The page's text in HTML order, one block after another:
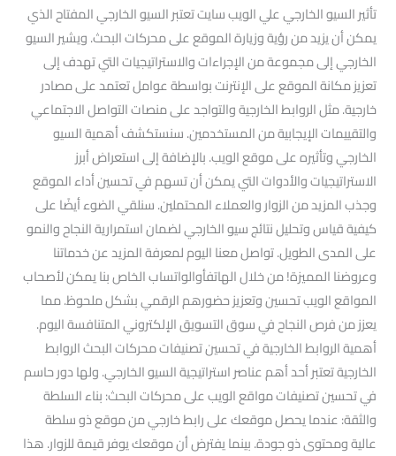
تأثير السيو الخارجي علي الويب سايت تعتبر السيو الخارجي المفتاح الذي
يمكن أن يزيد من رؤية وزيارة الموقع على محركات البحث. ويشير السيو
الخارجي إلى مجموعة من الإجراءات والاستراتيجيات التي تهدف إلى
تعزيز مكانة الموقع على الإنترنت بواسطة عوامل تعتمد على مصادر
خارجية. مثل الروابط الخارجية والتواجد على منصات التواصل الاجتماعي
والتقييمات الإيجابية من المستخدمين. سنستكشف أهمية السيو
الخارجي وتأثيره على موقع الويب. بالإضافة إلى استعراض أبرز
الاستراتيجيات والأدوات التي يمكن أن تسهم في تحسين أداء الموقع
وجذب المزيد من الزوار والعملاء المحتملين. سنلقي الضوء أيضًا على
كيفية قياس وتحليل نتائج سيو الخارجي لضمان استمرارية النجاح والنمو
على المدى الطويل. تواصل معنا اليوم لمعرفة المزيد عن خدماتنا
وعروضنا المميزة! من خلال الهاتفأوالواتساب الخاص بنا يمكن لأصحاب
المواقع الويب تحسين وتعزيز حضورهم الرقمي بشكل ملحوظ. مما
يعزز من فرص النجاح في سوق التسويق الإلكتروني المتنافسة اليوم.
أهمية الروابط الخارجية في تحسين تصنيفات محركات البحث الروابط
الخارجية تعتبر أحد أهم عناصر استراتيجية السيو الخارجي. ولها دور حاسم
في تحسين تصنيفات مواقع الويب على محركات البحث: بناء السلطة
والثقة: عندما يحصل موقعك على رابط خارجي من موقع ذو سلطة
عالية ومحتوى ذو جودة. بينما يفترض أن موقعك يوفر قيمة للزوار. هذا